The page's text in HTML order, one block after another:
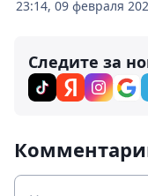
23:14, 09 февраля
Следите за